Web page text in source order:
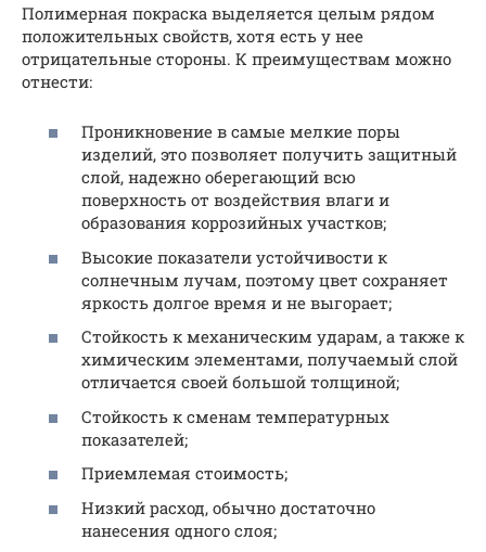
Полимерная покраска выделяется целым рядом
положительных свойств, хотя есть у нее
отрицательные стороны. К преимуществам можно
отнести:
Проникновение в самые мелкие поры
изделий, это позволяет получить защитный
слой, надежно оберегающий всю
поверхность от воздействия влаги и
образования коррозийных участков;
Высокие показатели устойчивости к
солнечным лучам, поэтому цвет сохраняет
яркость долгое время и не выгорает;
Стойкость к механическим ударам, а также к
химическим элементами, получаемый слой
отличается своей большой толщиной;
Стойкость к сменам температурных
показателей;
Приемлемая стоимость;
Низкий расход, обычно достаточно
нанесения одного слоя;